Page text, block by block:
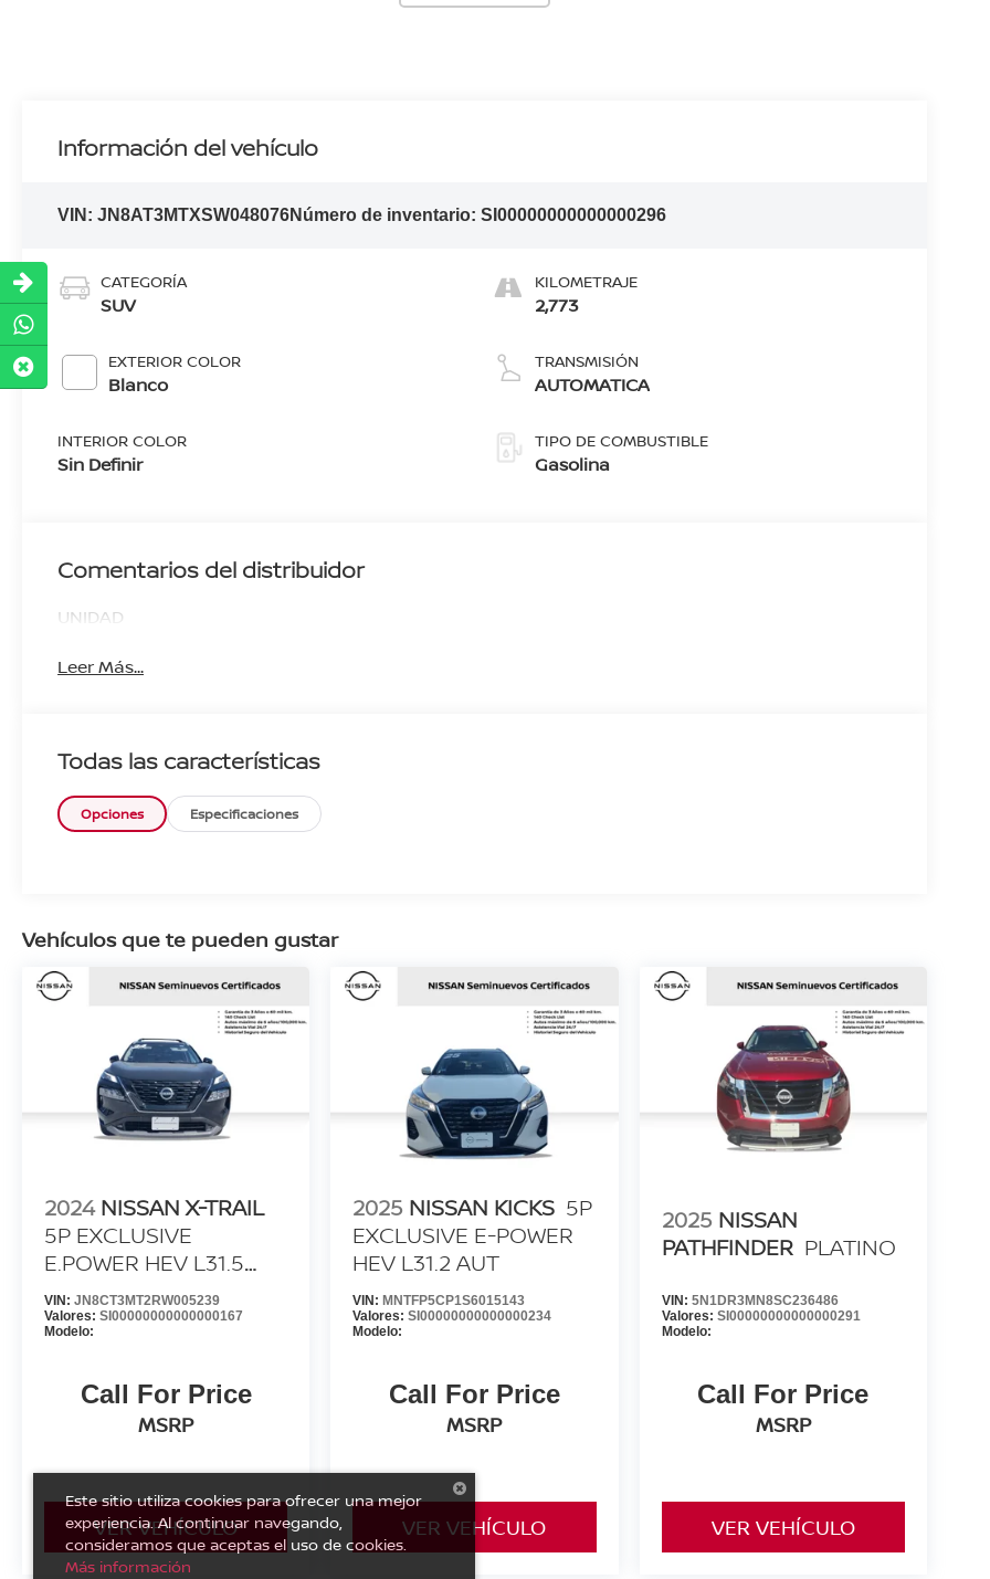
Información del vehículo
VIN:JN8AT3MTXSW048076Número de inventario:SI00000000000000296
CATEGORÍA
SUV
EXTERIOR COLOR
Blanco
INTERIOR COLOR
Sin Definir
KILOMETRAJE
2,773
TRANSMISIÓN
AUTOMATICA
TIPO DE COMBUSTIBLE
Gasolina
Comentarios del distribuidor
UNIDAD
Leer Más...
Todas las características
Opciones Especificaciones
Vehículos que te pueden gustar
2024 NISSAN X-TRAIL
5P EXCLUSIVE
E.POWER HEV L31.5
AUT
VIN: JN8CT3MT2RW005239
Valores: SI00000000000000167
Modelo:
Call For Price
MSRP
VER VEHÍCULO
2025 NISSAN KICKS 5P
EXCLUSIVE E-POWER
HEV L31.2 AUT
VIN: MNTFP5CP1S6015143
Valores:SI00000000000000234
Modelo:
Call For Price
MSRP
VER VEHÍCULO
2025 NISSAN
PATHFINDER PLATINO
VIN: 5N1DR3MN8SC236486
Valores: SI00000000000000291
Modelo:
Call For Price
MSRP
VER VEHÍCULO
Este sitio utiliza cookies para ofrecer una mejor
experiencia. Al continuar navegando,
consideramos que aceptas el uso de cookies.
Más información